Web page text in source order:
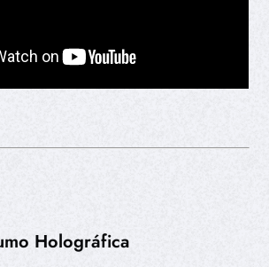
Holográfica